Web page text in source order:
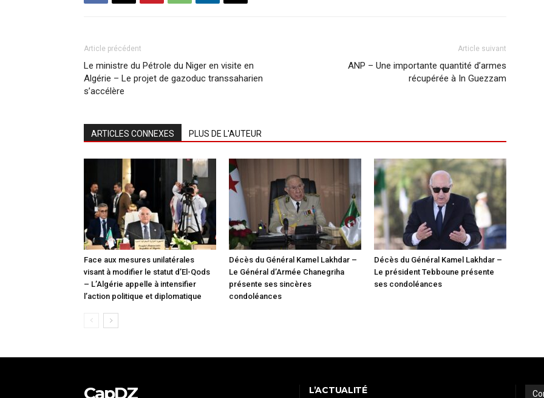
Article précédent
Le ministre du Pétrole du Niger en visite en
Algérie – Le projet de gazoduc transsaharien
s’accélère
Article suivant
ANP – Une importante quantité d’armes
récupérée à In Guezzam
ARTICLES CONNEXES PLUS DE L'AUTEUR
Face aux mesures unilatérales
visant à modifier le statut d’El-Qods
– L’Algérie appelle à intensifier
l’action politique et diplomatique
Décès du Général Kamel Lakhdar –
Le Général d’Armée Chanegriha
présente ses sincères
condoléances
Décès du Général Kamel Lakhdar –
Le président Tebboune présente
ses condoléances
CapDZ L’ACTUALITÉ